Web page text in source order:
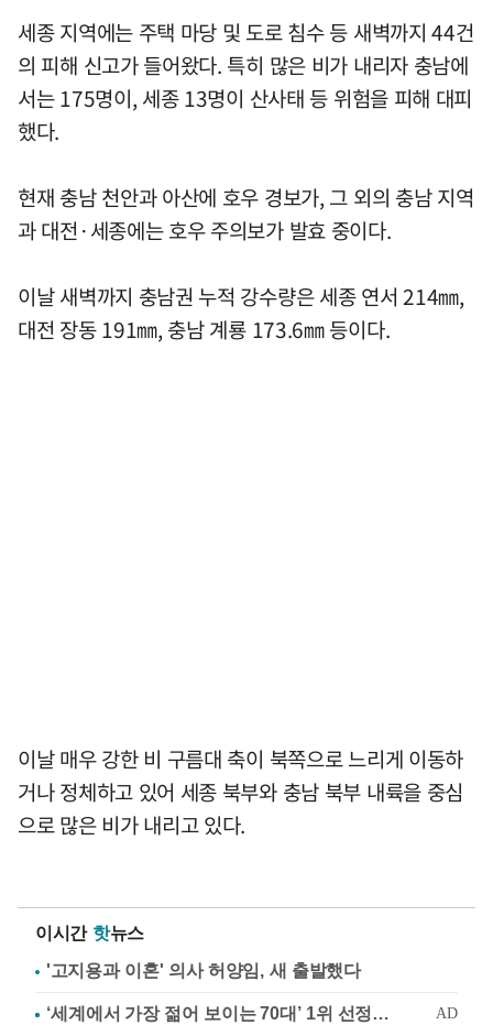
세종 지역에는 주택 마당 및 도로 침수 등 새벽까지 44건
의 피해 신고가 들어왔다. 특히 많은 비가 내리자 충남에
서는 175명이, 세종 13명이 산사태 등 위험을 피해 대피
했다.
현재 충남 천안과 아산에 호우 경보가, 그 외의 충남 지역
과 대전·세종에는 호우 주의보가 발효 중이다.
이날 새벽까지 충남권 누적 강수량은 세종 연서 214㎜,
대전 장동 191㎜, 충남 계룡 173.6㎜ 등이다.
이날 매우 강한 비 구름대 축이 북쪽으로 느리게 이동하
거나 정체하고 있어 세종 북부와 충남 북부 내륙을 중심
으로 많은 비가 내리고 있다.
이시간 핫뉴스
'고지용과 이혼' 의사 허양임, 새 출발했다